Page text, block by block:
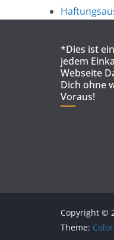
*Dies ist
jedem
Webseite
Dich ohne
Voraus!
Copyright ©
Theme: